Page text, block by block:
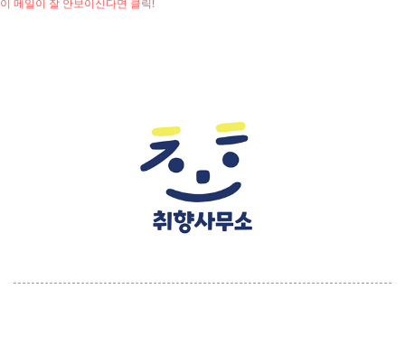
이 메일이 잘 안보이신다면 클릭!